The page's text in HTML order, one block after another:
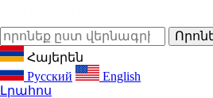
Հայերեն
Русский
English
Լրահոս